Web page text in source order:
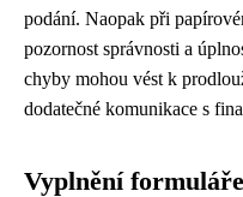
podání. Naopak při
pozornost správnosti a
chyby mohou vést k
dodatečné komunikace s
Vyplnění